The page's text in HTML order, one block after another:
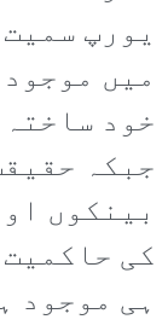
یورپ
میں
خود
جبکہ
بینکوں
کی
ہی موجود